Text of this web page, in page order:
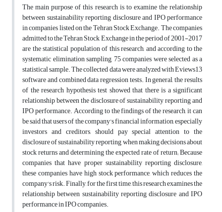
The main purpose of this research is to examine the relationship
between sustainability reporting disclosure and IPO performance
in companies listed on the Tehran Stock Exchange. The companies
admitted to the Tehran Stock Exchange in the period of 2001-2017
are the statistical population of this research, and according to the
systematic elimination sampling, 75 companies were selected as a
statistical sample. The collected data were analyzed with Eviews13
software and combined data regression tests. In general, the results
of the research hypothesis test showed that there is a significant
relationship between the disclosure of sustainability reporting and
IPO performance. According to the findings of the research, it can
be said that users of the company's financial information, especially
investors and creditors, should pay special attention to the
disclosure of sustainability reporting when making decisions about
stock returns and determining the expected rate of return; Because
companies that have proper sustainability reporting disclosure,
these companies have high stock performance, which reduces the
company's risk. Finally, for the first time, this research examines the
relationship between sustainability reporting disclosure and IPO
performance in IPO companies.